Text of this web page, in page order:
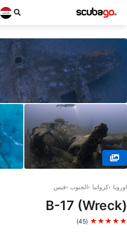
اوروبا كرواتيا الجنوب فيس
B-17 (Wreck)
★★★★★
(45)